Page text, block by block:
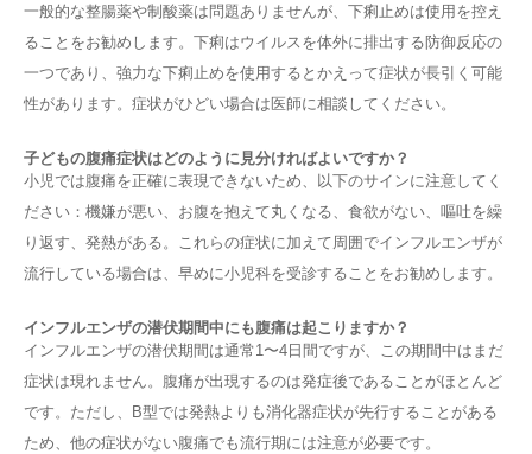
一般的な整腸薬や制酸薬は問題ありませんが、下痢止めは使用を控え
ることをお勧めします。下痢はウイルスを体外に排出する防御反応の
一つであり、強力な下痢止めを使用するとかえって症状が長引く可能
性があります。症状がひどい場合は医師に相談してください。
子どもの腹痛症状はどのように見分ければよいですか？
小児では腹痛を正確に表現できないため、以下のサインに注意してく
ださい：機嫌が悪い、お腹を抱えて丸くなる、食欲がない、嘔吐を繰
り返す、発熱がある。これらの症状に加えて周囲でインフルエンザが
流行している場合は、早めに小児科を受診することをお勧めします。
インフルエンザの潜伏期間中にも腹痛は起こりますか？
インフルエンザの潜伏期間は通常1〜4日間ですが、この期間中はまだ
症状は現れません。腹痛が出現するのは発症後であることがほとんど
です。ただし、B型では発熱よりも消化器症状が先行することがある
ため、他の症状がない腹痛でも流行期には注意が必要です。